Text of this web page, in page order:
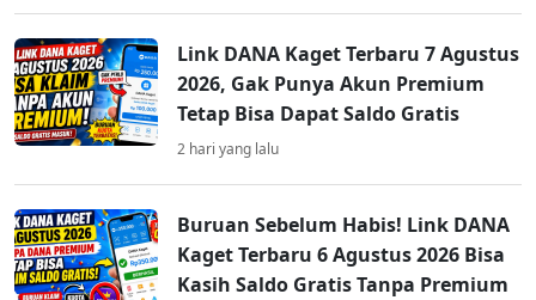
Link DANA Kaget Terbaru 7 Agustus
2026, Gak Punya Akun Premium
Tetap Bisa Dapat Saldo Gratis
2 hari yang lalu
Buruan Sebelum Habis! Link DANA
Kaget Terbaru 6 Agustus 2026 Bisa
Kasih Saldo Gratis Tanpa Premium